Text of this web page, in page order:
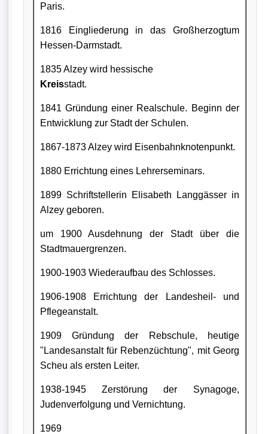
Paris.
1816 Eingliederung in das Großherzogtum
Hessen-Darmstadt.
1835 Alzey wird hessische
Kreisstadt.
1841 Gründung einer Realschule. Beginn der
Entwicklung zur Stadt der Schulen.
1867-1873 Alzey wird Eisenbahnknotenpunkt.
1880 Errichtung eines Lehrerseminars.
1899 Schriftstellerin Elisabeth Langgässer in
Alzey geboren.
um 1900 Ausdehnung der Stadt über die
Stadtmauergrenzen.
1900-1903 Wiederaufbau des Schlosses.
1906-1908 Errichtung der Landesheil- und
Pflegeanstalt.
1909 Gründung der Rebschule, heutige
"Landesanstalt für Rebenzüchtung", mit Georg
Scheu als ersten Leiter.
1938-1945 Zerstörung der Synagoge,
Judenverfolgung und Vernichtung.
1969